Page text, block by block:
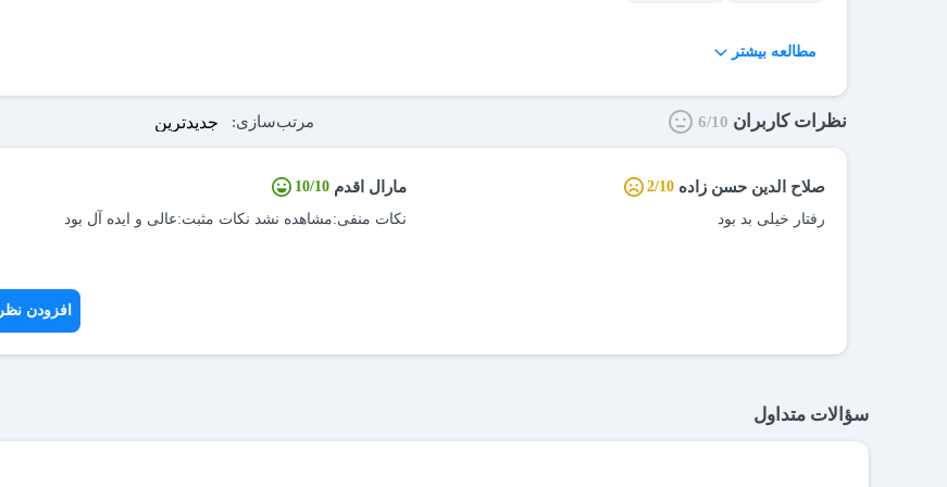
مطالعه بیشتر
نظرات کاربران 6/10 مرتب‌سازی:
صلاح الدین حسن زاده 2/10
رفتار خیلی بد بود
مارال اقدم 10/10
نکات منفی:مشاهده نشد نکات مثبت:عالی و ایده آل بود
افزودن نظر
سؤالات متداول